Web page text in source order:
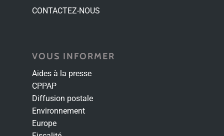
CONTACTEZ-NOUS
VOUS INFORMER
Aides à la presse
CPPAP
Diffusion postale
Environnement
Europe